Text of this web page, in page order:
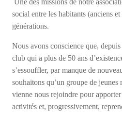
social entre les habitants (anciens
générations.
Nous avons conscience que,
club qui a plus de 50 ans
s’essouffler, par manque de
souhaitons qu’un groupe de jeunes
vienne nous rejoindre pour
activités et, progressivement,